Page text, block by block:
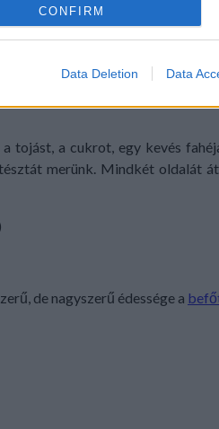
allow Google to enable storage
allow Google to enable storage
allow Google to enable storage
CONFIRM
Data Deletion Data
tojást, a cukrot, egy kevés
merünk. Mindkét oldalát
de nagyszerű édessége a